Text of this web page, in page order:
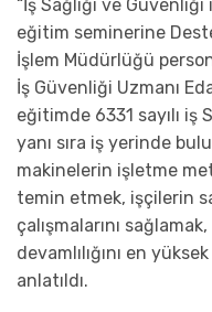
“İş Sağlığı ve
eğitim seminerine
İşlem Müdürlüğü
İş Güvenliği Uzmanı
eğitimde 6331 sayılı iş
yanı sıra iş yerinde
makinelerin işletme
temin etmek, işçilerin
çalışmalarını
devamlılığını en
anlatıldı.